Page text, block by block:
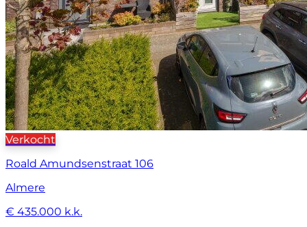
Verkocht
Roald Amundsenstraat 106
Almere
€ 435.000 k.k.